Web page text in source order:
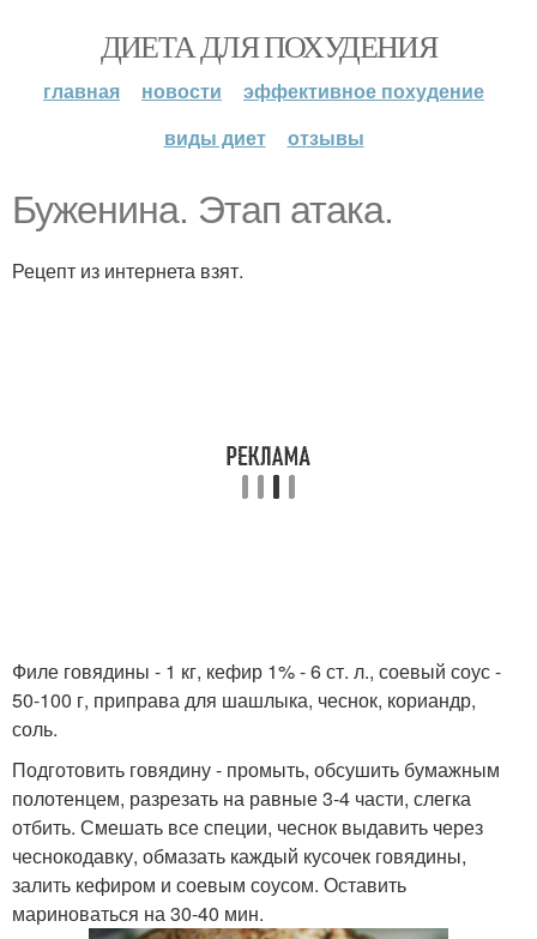
ДИЕТА ДЛЯ ПОХУДЕНИЯ
главная новости
эффективное похудение
виды диет
отзывы
Буженина. Этап атака.
Рецепт из интернета взят.
Филе говядины - 1 кг, кефир 1% - 6 ст. л., соевый соус -
50-100 г, приправа для шашлыка, чеснок, кориандр,
соль.
Подготовить говядину - промыть, обсушить бумажным
полотенцем, разрезать на равные 3-4 части, слегка
отбить. Смешать все специи, чеснок выдавить через
чеснокодавку, обмазать каждый кусочек говядины,
залить кефиром и соевым соусом. Оставить
мариноваться на 30-40 мин.